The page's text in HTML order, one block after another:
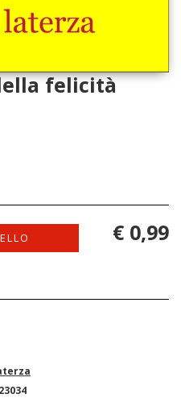
felicità
€ 0,99